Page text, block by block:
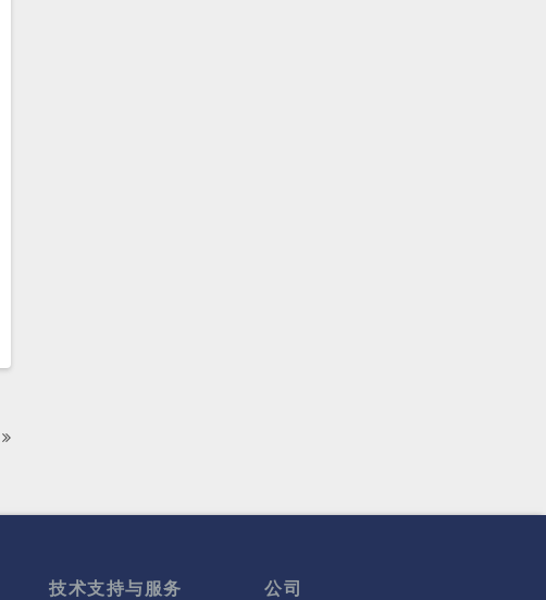
技术支持与服务 公司